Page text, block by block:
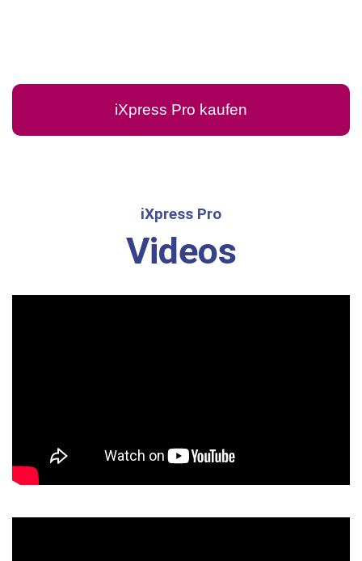
iXpress Pro kaufen
iXpress Pro
Videos